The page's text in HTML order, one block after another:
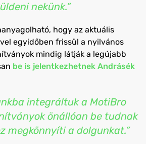
nekünk.”
hogy az aktuális
egyidőben frissül a nyilvános
mindig látják a legújabb
be is jelentkezhetnek Andrásék
integráltuk a MotiBro
önállóan be tudnak
megkönnyíti a dolgunkat.”